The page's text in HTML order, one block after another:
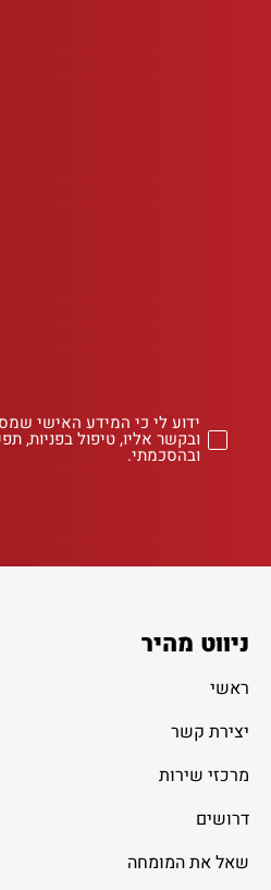
ידוע לי כי המידע האישי
ובקשר אליו, טיפול בפניות,
ובהסכמתי.
ניווט מהיר
ראשי
יצירת קשר
מרכזי שירות
דרושים
שאל את המומחה